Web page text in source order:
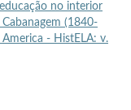
no interior
(1840-
- HistELA: v.